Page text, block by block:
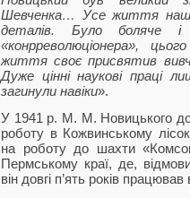
Шевченка… Усе життя
деталів. Було боляче
«конрреволюціонера»,
життя своє присвятив
Дуже цінні наукові праці
загинули навіки».
У 1941 р. М. М. Новицького
роботу в Кожвинському
на роботу до шахти
Пермському краї, де,
він довгі п’ять років